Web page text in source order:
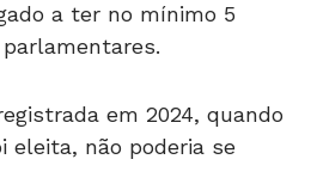
a ter no mínimo 5
em 2024, quando
eleita, não poderia se